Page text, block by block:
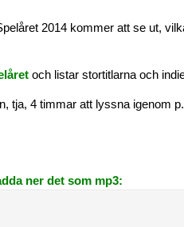
2014 kommer att se ut,
och listar stortitlarna och
tja, 4 timmar att lyssna igenom
ner det som mp3: